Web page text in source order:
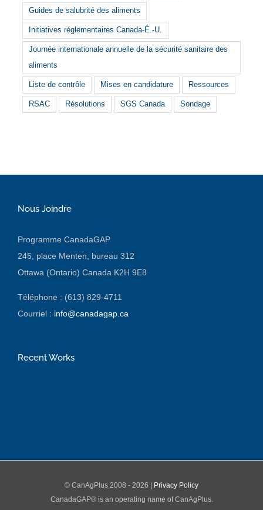
Guides de salubrité des aliments
Initiatives réglementaires Canada-É.-U.
Journée internationale annuelle de la sécurité sanitaire des
aliments
Liste de contrôle Mises en candidature Ressources
RSAC Résolutions SGS Canada Sondage
Nous Joindre
Programme CanadaGAP
245, place Menten, bureau 312
Ottawa (Ontario) Canada K2H 9E8
Téléphone : (613) 829-4711
Courriel : info@canadagap.ca
Recent Works
© CanAgPlus 2008 - 2026 |
Privacy Policy
CanadaGAP® is an operating name of CanAgPlus.